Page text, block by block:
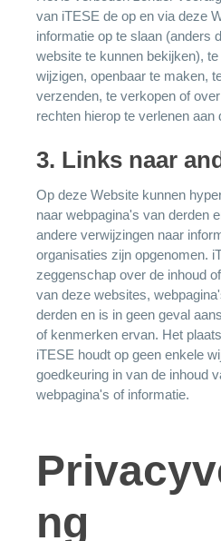
van iTESE de op en via deze
informatie op te slaan (anders
website te kunnen bekijken),
wijzigen, openbaar te maken,
verzenden, te verkopen of
rechten hierop te verlenen aan
3. Links naar
Op deze Website kunnen
naar webpagina's van derden
andere verwijzingen naar
organisaties zijn opgenomen.
zeggenschap over de inhoud
van deze websites,
derden en is in geen geval
of kenmerken ervan. Het
iTESE houdt op geen enkele
goedkeuring in van de inhoud
webpagina's of informatie.
ng